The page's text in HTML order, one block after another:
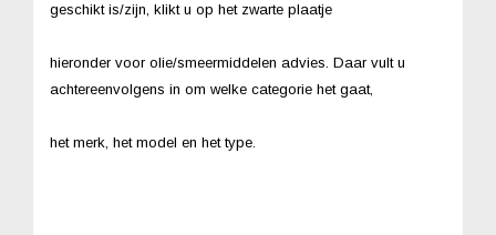
geschikt is/zijn, klikt u op het zwarte plaatje
hieronder voor olie/smeermiddelen advies. Daar vult u
achtereenvolgens in om welke categorie het gaat,
het merk, het model en het type.